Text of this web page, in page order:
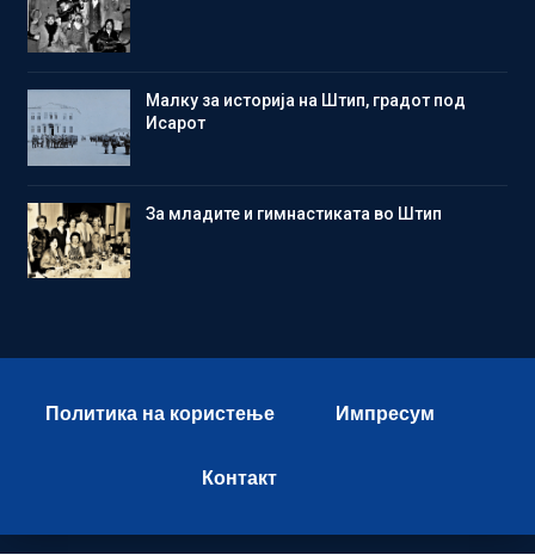
Малку за историја на Штип, градот под
Исарот
Зa младите и гимнастиката во Штип
Политика на користење Импресум
Контакт